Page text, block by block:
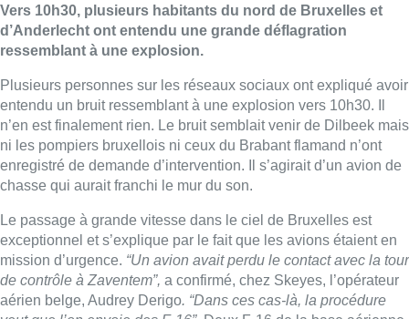
mission d’urgence.“Un avion avait perdu le contact avec la tour
de contrôle à Zaventem”,a confirmé, chez Skeyes, l’opérateur
aérien belge, Audrey Derigo. “Dans ces cas-là, la procédure
veut que l’on envoie des F-16”.
Deux F-16 de la base aérienne
de Florennes, qui effectuaient un vol d’entraînement normal,
ont été redirigés sur cet incident.
Les deux avions de chasse, après coordination avec le
“Control & Reporting Centre” de Beauvechain, sont devenus
supersoniques dès qu’ils étaient au-dessus de 36000 pieds
(environ 12 km) pour permettre une identification visuelle
rapide. La détonation entendue dans le nord de la région
bruxelloise s’explique donc par le franchissement du mur du
son par ces deux avions.
Dans l’intervalle, le contact entre l’aéronef civil et le contrôle de